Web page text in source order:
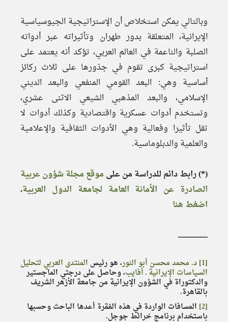
وبالتالي يمكن استخلاص أن الإستراتيجية الجيوسياسية
الإيرانية، المتعلقة بدور طهران وتأثيراته عبر أدواته
الصلبة والناعمة في العالم العربي، تؤكد أنه يعتمد على
استراتيجية كبرى تقوم في جذورها على ثلاث ركائز
أساسية وهي: البعد القومي المنفعي والبعد الديني
الإسلامي، والبعد المذهبي الشيعي الاثنى عشري،
وتستخدم أدوات عسكرية واقتصادية وكذلك أدوات لا
تقل تأثيرا وفعالية وهي الأدوات الثقافية والإعلامية
والعلمية والدبلوماسية.
(*) رابط دائم للدراسة من على موقع مجلة شؤون عربية
الصادرة عن الأمانة العامة لجامعة الدول العربية.
اضغط هنا
ـــــــــــــــــــــــــــــ
[1] د. محمد محسن أبو النور، هو رئيس المنتدى العربي لتحليل
السياسات الإيرانية ـ أفايب، وحاصل على درجتي الماجستير
والدكتوراة في الشؤون الإيرانية من جامعة الأزهر الشريف
بالقاهرة.
[2]
المسافات الواردة في هذه الفقرة أعدها الباحث وحسبها
باستخدام برنامج خرائط جوجل.